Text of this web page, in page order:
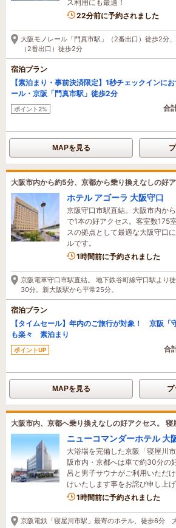
ス利用にも最適！
5名がこの宿を見ています
大阪モノレール「門真市駅」（2番出口）徒歩2分、
（2番出口）徒歩2分
宿泊プラン
【素泊まり・事前決済限定】1秒チェックインに
ール・京阪「門真市駅」徒歩2分
ポイント2% 合
MAPを見る
大阪市内から約5分、京都から乗り換えなしの好ア
ホテル アゴーラ 大阪守口
京阪守口市駅直結。大阪市内か
で1本の好アクセス。客室数175
スの拠点として最適な大阪守口
ルです。
3名がこの宿を見ています
京阪電車守口市駅直結。 地下鉄谷町線守口駅より
30分。新大阪駅から平常25分。
宿泊プラン
【タイムセール】年内のご旅行が対象！ 京阪「
も楽々 素泊まり
ポイントUP 合
MAPを見る
大阪市内、京都へ乗り換えなしの好アクセス。 寝
ニューコマンダーホテル 大
大浴場を完備した京阪「寝屋川
阪市内・京都へは車で約30分の
呂と男子サウナがご利用いただ
けいたします事をお詫び申し上げ
1名がこの宿を見ています
京阪電鉄「寝屋川市駅」最寄のホテル、徒歩6分